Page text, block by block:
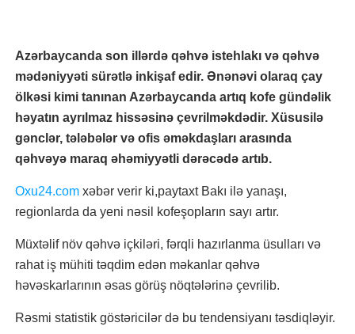
Azərbaycanda son illərdə qəhvə istehlakı və qəhvə
mədəniyyəti sürətlə inkişaf edir. Ənənəvi olaraq çay
ölkəsi kimi tanınan Azərbaycanda artıq kofe gündəlik
həyatın ayrılmaz hissəsinə çevrilməkdədir. Xüsusilə
gənclər, tələbələr və ofis əməkdaşları arasında
qəhvəyə maraq əhəmiyyətli dərəcədə artıb.
Oxu24.com xəbər verir ki,paytaxt Bakı ilə yanaşı,
regionlarda da yeni nəsil kofeşopların sayı artır.
Müxtəlif növ qəhvə içkiləri, fərqli hazırlanma üsulları və
rahat iş mühiti təqdim edən məkanlar qəhvə
həvəskarlarının əsas görüş nöqtələrinə çevrilib.
Rəsmi statistik göstəricilər də bu tendensiyanı təsdiqləyir.